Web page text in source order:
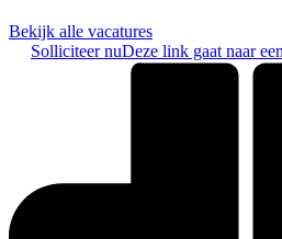
Bekijk alle vacatures
Solliciteer nuDeze link gaat naar